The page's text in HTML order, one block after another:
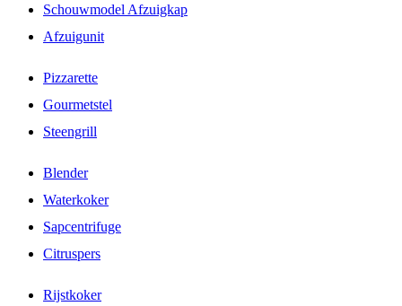
Schouwmodel Afzuigkap
Afzuigunit
Pizzarette
Gourmetstel
Steengrill
Blender
Waterkoker
Sapcentrifuge
Citruspers
Rijstkoker